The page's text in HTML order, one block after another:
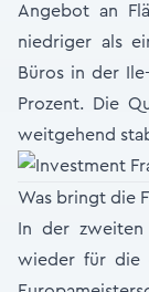
Angebot an
niedriger als
Büros in der
Prozent. Die
weitgehend
Was bringt die
In der
wieder für die